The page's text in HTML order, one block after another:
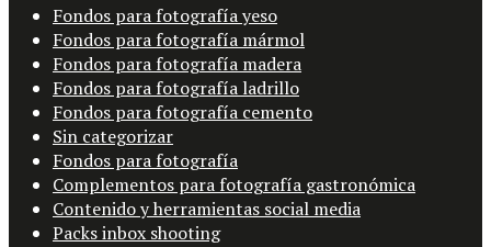
Fondos para fotografía yeso
Fondos para fotografía mármol
Fondos para fotografía madera
Fondos para fotografía ladrillo
Fondos para fotografía cemento
Sin categorizar
Fondos para fotografía
Complementos para fotografía gastronómica
Contenido y herramientas social media
Packs inbox shooting